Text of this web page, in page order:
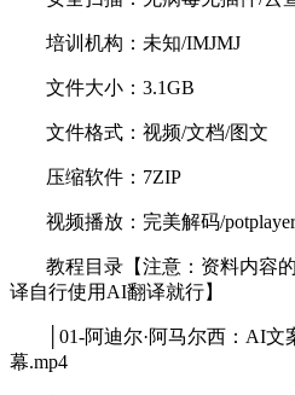
培训机构：未知/IMJMJ
文件大小：3.1GB
文件格式：视频/文档/图文
压缩软件：7ZIP
视频播放：完美解码/
教程目录【注意：资料内容
译自行使用AI翻译就行】
│01-阿迪尔·阿马尔西：AI
幕.mp4